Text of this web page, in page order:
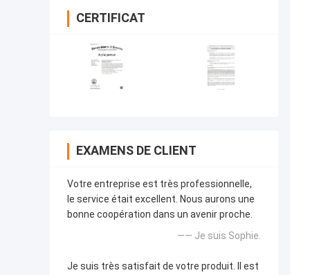
CERTIFICAT
EXAMENS DE CLIENT
Votre entreprise est très professionnelle,
le service était excellent. Nous aurons une
bonne coopération dans un avenir proche.
—— Je suis Sophie.
Je suis très satisfait de votre produit. Il est